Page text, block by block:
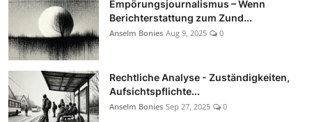
Empörungsjournalismus – Wenn
Berichterstattung zum Zund...
Anselm Bonies Aug 9, 2025 0
Rechtliche Analyse - Zuständigkeiten,
Aufsichtspflichte...
Anselm Bonies Sep 27, 2025 0